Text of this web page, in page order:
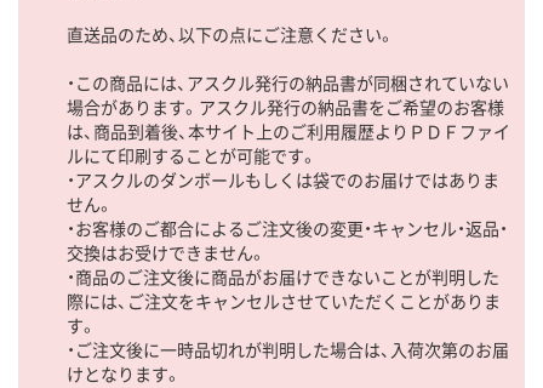
直送品のため、以下の点にご注意ください。
・この商品には、アスクル発行の納品書が同梱されていない
場合があります。アスクル発行の納品書をご希望のお客様
は、商品到着後、本サイト上のご利用履歴よりＰＤＦファイ
ルにて印刷することが可能です。
・アスクルのダンボールもしくは袋でのお届けではありま
せん。
・お客様のご都合によるご注文後の変更・キャンセル・返品・
交換はお受けできません。
・商品のご注文後に商品がお届けできないことが判明した
際には、ご注文をキャンセルさせていただくことがありま
す。
・ご注文後に一時品切れが判明した場合は、入荷次第のお届
けとなります。